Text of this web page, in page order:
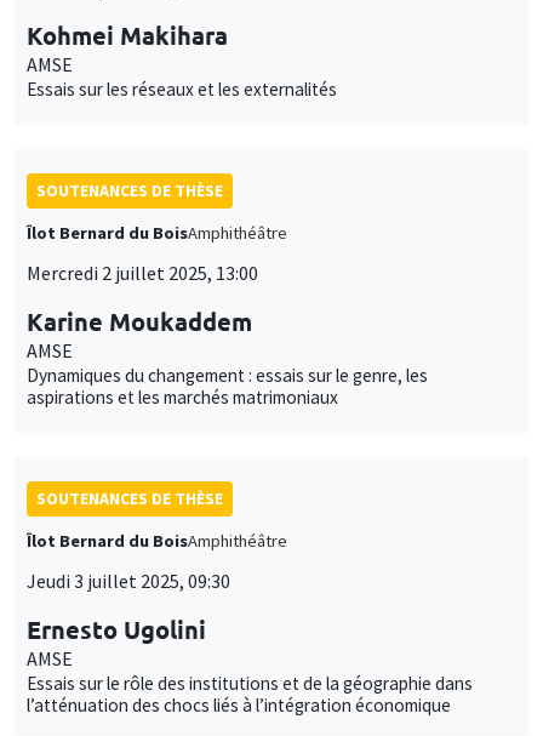
Kohmei Makihara
AMSE
Essais sur les réseaux et les externalités
SOUTENANCES DE THÈSE
Îlot Bernard du BoisAmphithéâtre
Mercredi 2 juillet 2025, 13:00
Karine Moukaddem
AMSE
Dynamiques du changement : essais sur le genre, les
aspirations et les marchés matrimoniaux
SOUTENANCES DE THÈSE
Îlot Bernard du BoisAmphithéâtre
Jeudi 3 juillet 2025, 09:30
Ernesto Ugolini
AMSE
Essais sur le rôle des institutions et de la géographie dans
l’atténuation des chocs liés à l’intégration économique